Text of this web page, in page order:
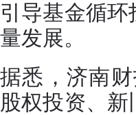
引导基金循
量发展。
据悉，济南
股权投资、